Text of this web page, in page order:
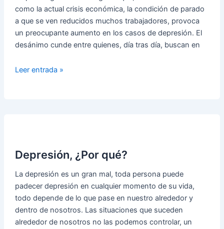
como la actual crisis económica, la condición de parado
a que se ven reducidos muchos trabajadores, provoca
un preocupante aumento en los casos de depresión. El
desánimo cunde entre quienes, día tras día, buscan en
Paro
Leer entrada »
Depresión, ¿Por qué?
La depresión es un gran mal, toda persona puede
padecer depresión en cualquier momento de su vida,
todo depende de lo que pase en nuestro alrededor y
dentro de nosotros. Las situaciones que suceden
alrededor de nosotros no las podemos controlar, un